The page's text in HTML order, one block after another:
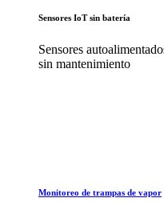
Sensores IoT sin batería
Sensores
sin mantenimiento
Monitoreo de trampas de vapor